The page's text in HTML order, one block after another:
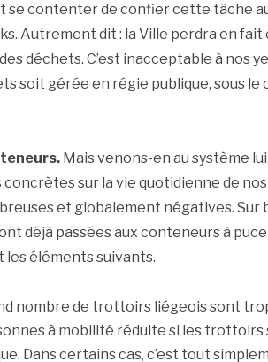
se contenter de confier cette tâche
Autrement dit : la Ville perdra en
déchets. C’est inacceptable à nos
soit gérée en régie publique, sous le
Mais venons-en au système
sur la vie quotidienne de
et globalement négatives. Sur
déjà passées aux conteneurs à
les éléments suivants.
nombre de trottoirs liégeois sont
à mobilité réduite si les trottoirs
Dans certains cas, c’est tout